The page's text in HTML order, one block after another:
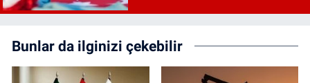
Bunlar da ilginizi çekebilir